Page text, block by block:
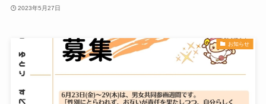
2023年5月27日
お知らせ